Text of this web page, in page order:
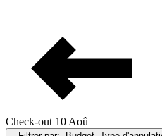
Check-out 10 Aoû